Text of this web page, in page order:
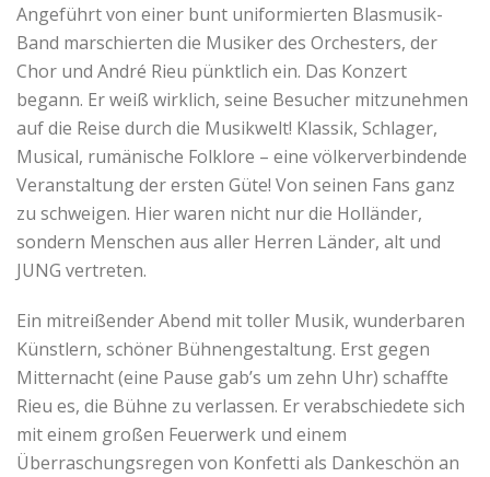
Angeführt von einer bunt uniformierten Blasmusik-
Band marschierten die Musiker des Orchesters, der
Chor und André Rieu pünktlich ein. Das Konzert
begann. Er weiß wirklich, seine Besucher mitzunehmen
auf die Reise durch die Musikwelt! Klassik, Schlager,
Musical, rumänische Folklore – eine völkerverbindende
Veranstaltung der ersten Güte! Von seinen Fans ganz
zu schweigen. Hier waren nicht nur die Holländer,
sondern Menschen aus aller Herren Länder, alt und
JUNG vertreten.
Ein mitreißender Abend mit toller Musik, wunderbaren
Künstlern, schöner Bühnengestaltung. Erst gegen
Mitternacht (eine Pause gab’s um zehn Uhr) schaffte
Rieu es, die Bühne zu verlassen. Er verabschiedete sich
mit einem großen Feuerwerk und einem
Überraschungsregen von Konfetti als Dankeschön an